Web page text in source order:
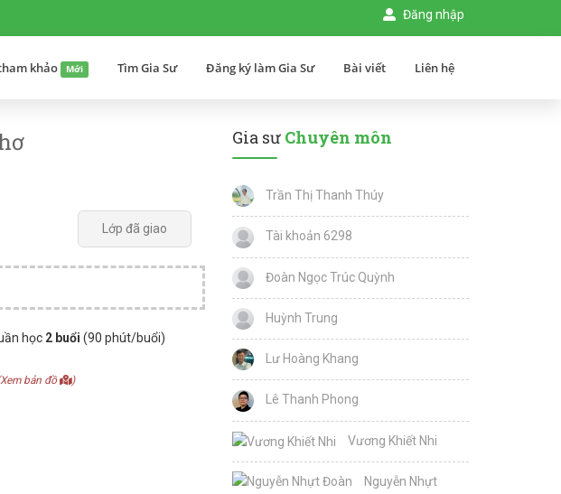
Đăng nhập
khảo Mới Tìm Gia Sư Đăng ký làm Gia Sư Bài viết Liên hệ
Lớp đã giao
học 2 buổi (90 phút/buổi)
bản đồ )
Gia sư Chuyên môn
Trần Thị Thanh Thúy
Tài khoản 6298
Đoàn Ngọc Trúc Quỳnh
Huỳnh Trung
Lư Hoàng Khang
Lê Thanh Phong
Vương Khiết Nhi
Nguyễn Nhựt